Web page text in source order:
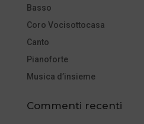
Basso
Coro Vocisottocasa
Canto
Pianoforte
Musica d’insieme
Commenti recenti